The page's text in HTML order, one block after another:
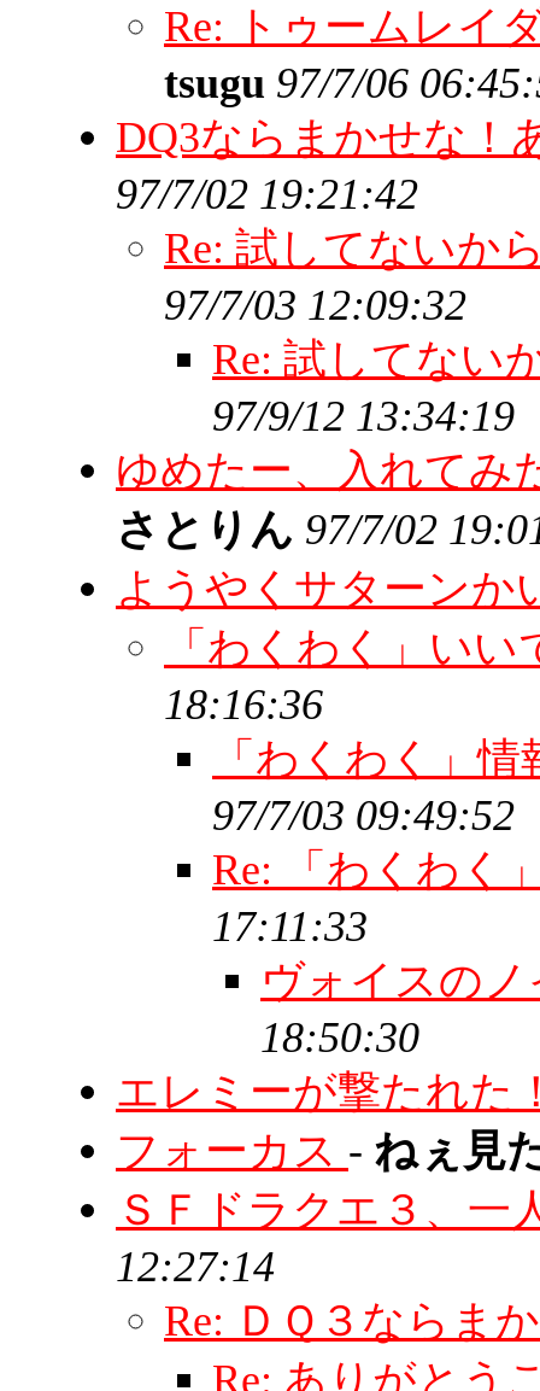
Re: トゥームレイ
tsugu 97/7/06
DQ3ならまかせな！
97/7/02 19:21:42
Re: 試してないか
97/7/03 12:09:32
Re: 試してない
97/9/12 13:34:19
ゆめたー、入れてみ
さとりん 97/7/02
ようやくサターンか
「わくわく」い
18:16:36
「わくわく」
97/7/03 09:49:52
Re: 「わくわく
17:11:33
ヴォイスの
18:50:30
エレミーが撃たれた
フォーカス - ねぇ見
ＳＦドラクエ３、一
12:27:14
Re: ＤＱ３ならま
Re: ありがとう